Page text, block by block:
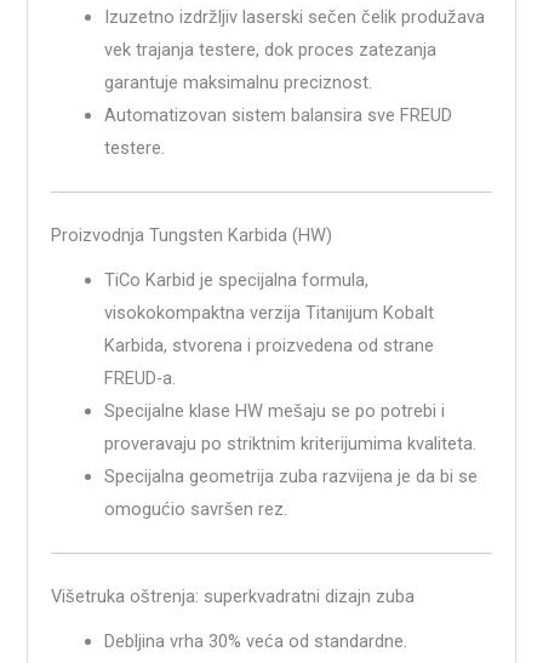
Izuzetno izdržljiv laserski sečen čelik produžava
vek trajanja testere, dok proces zatezanja
garantuje maksimalnu preciznost.
Automatizovan sistem balansira sve FREUD
testere.
Proizvodnja Tungsten Karbida (HW)
TiCo Karbid je specijalna formula,
visokokompaktna verzija Titanijum Kobalt
Karbida, stvorena i proizvedena od strane
FREUD-a.
Specijalne klase HW mešaju se po potrebi i
proveravaju po striktnim kriterijumima kvaliteta.
Specijalna geometrija zuba razvijena je da bi se
omogućio savršen rez.
Višetruka oštrenja: superkvadratni dizajn zuba
Debljina vrha 30% veća od standardne.